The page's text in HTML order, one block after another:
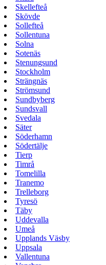
Skellefteå
Skövde
Sollefteå
Sollentuna
Solna
Sotenäs
Stenungsund
Stockholm
Strängnäs
Strömsund
Sundbyberg
Sundsvall
Svedala
Säter
Söderhamn
Södertälje
Tierp
Timrå
Tomelilla
Tranemo
Trelleborg
Tyresö
Täby
Uddevalla
Umeå
Upplands Väsby
Uppsala
Vallentuna